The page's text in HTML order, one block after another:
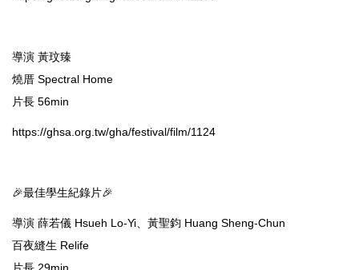
導演 黃玟臻
燒厝 Spectral Home
片長 56min
https://ghsa.org.tw/gha/festival/film/1124
🎉最佳學生紀錄片🎉
導演 薛若儀 Hsueh Lo-Yi、黃聖鈞 Huang Sheng-Chun
百夜縫生 Relife